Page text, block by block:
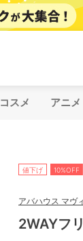
コスメ アニメ
値下げ 10%OFF
アバハウス マヴ
2WAYフ